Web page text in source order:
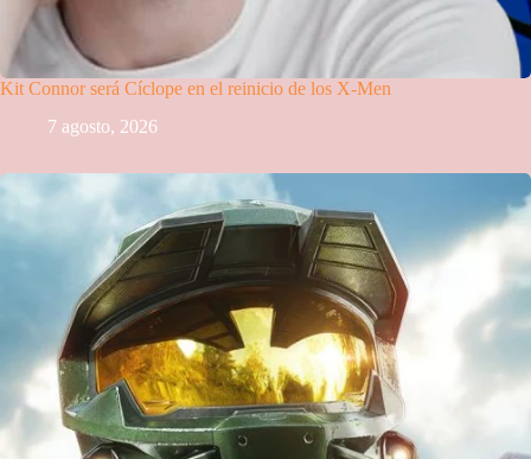
Kit Connor será Cíclope en el reinicio de los X-Men
7 agosto, 2026